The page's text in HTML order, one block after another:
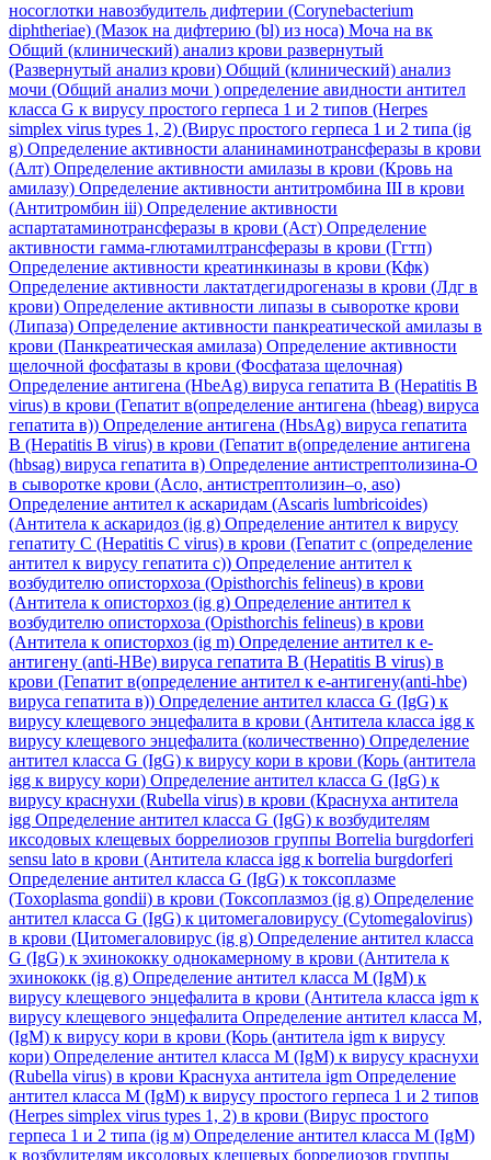
носоглотки навозбудитель дифтерии (Corynebacterium
diphtheriae) (Мазок на дифтерию (bl) из носа) Моча на вк
Общий (клинический) анализ крови развернутый
(Развернутый анализ крови) Общий (клинический) анализ
мочи (Общий анализ мочи ) определение авидности антител
класса G к вирусу простого герпеса 1 и 2 типов (Herpes
simplex virus types 1, 2) (Вирус простого герпеса 1 и 2 типа (ig
g) Определение активности аланинаминотрансферазы в крови
(Алт) Определение активности амилазы в крови (Кровь на
амилазу) Определение активности антитромбина III в крови
(Антитромбин iii) Определение активности
аспартатаминотрансферазы в крови (Аст) Определение
активности гамма-глютамилтрансферазы в крови (Ггтп)
Определение активности креатинкиназы в крови (Кфк)
Определение активности лактатдегидрогеназы в крови (Лдг в
крови) Определение активности липазы в сыворотке крови
(Липаза) Определение активности панкреатической амилазы в
крови (Панкреатическая амилаза) Определение активности
щелочной фосфатазы в крови (Фосфатаза щелочная)
Определение антигена (HbeAg) вируса гепатита B (Hepatitis B
virus) в крови (Гепатит в(определение антигена (hbeag) вируса
гепатита в)) Определение антигена (HbsAg) вируса гепатита
B (Hepatitis B virus) в крови (Гепатит в(определение антигена
(hbsag) вируса гепатита в) Определение антистрептолизина-О
в сыворотке крови (Асло, антистрептолизин–о, aso)
Определение антител к аскаридам (Ascaris lumbricoides)
(Антитела к аскаридоз (ig g) Определение антител к вирусу
гепатиту C (Hepatitis C virus) в крови (Гепатит с (определение
антител к вирусу гепатита с)) Определение антител к
возбудителю описторхоза (Opisthorchis felineus) в крови
(Антитела к описторхоз (ig g) Определение антител к
возбудителю описторхоза (Opisthorchis felineus) в крови
(Антитела к описторхоз (ig m) Определение антител к е-
антигену (anti-HBe) вируса гепатита B (Hepatitis B virus) в
крови (Гепатит в(определение антител к е-антигену(anti-hbe)
вируса гепатита в)) Определение антител класса G (IgG) к
вирусу клещевого энцефалита в крови (Антитела класса igg к
вирусу клещевого энцефалита (количественно) Определение
антител класса G (IgG) к вирусу кори в крови (Корь (антитела
igg к вирусу кори) Определение антител класса G (IgG) к
вирусу краснухи (Rubella virus) в крови (Краснуха антитела
igg Определение антител класса G (IgG) к возбудителям
иксодовых клещевых боррелиозов группы Borrelia burgdorferi
sensu lato в крови (Антитела класса igg к borrelia burgdorferi
Определение антител класса G (IgG) к токсоплазме
(Toxoplasma gondii) в крови (Токсоплазмоз (ig g) Определение
антител класса G (IgG) к цитомегаловирусу (Cytomegalovirus)
в крови (Цитомегаловирус (ig g) Определение антител класса
G (IgG) к эхинококку однокамерному в крови (Антитела к
эхинококк (ig g) Определение антител класса M (IgM) к
вирусу клещевого энцефалита в крови (Антитела класса igm к
вирусу клещевого энцефалита Определение антител класса M,
(IgM) к вирусу кори в крови (Корь (антитела igm к вирусу
кори) Определение антител класса M (IgM) к вирусу краснухи
(Rubella virus) в крови Краснуха антитела igm Определение
антител класса M (IgM) к вирусу простого герпеса 1 и 2 типов
(Herpes simplex virus types 1, 2) в крови (Вирус простого
герпеса 1 и 2 типа (ig м) Определение антител класса M (IgM)
к возбудителям иксодовых клещевых боррелиозов группы